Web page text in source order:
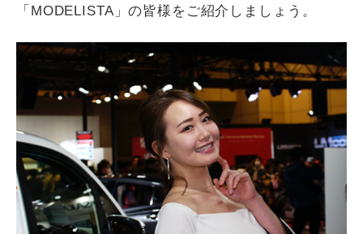
「MODELISTA」の皆様をご紹介しましょう。